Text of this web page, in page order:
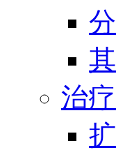
治